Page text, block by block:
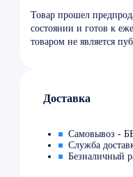
Товар прошел
состоянии и готов к
товаром не является
Доставка
Самовывоз -
Служба
Безналичный